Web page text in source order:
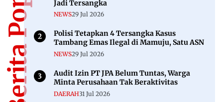
Kedatangan SDK-JSM Disambut Ribuan
Pendukung di Bandara Tampa Padang
04 Agu 2024
NEWS
Banjir Bandang Terjang Matangnga
16 Mei 2026
DAERAH